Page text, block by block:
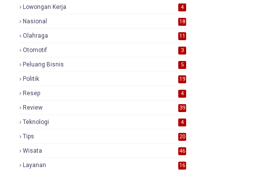
Lowongan Kerja 4
Nasional
18
Olahraga 11
Otomotif 3
Peluang Bisnis 5
Politik 19
Resep 4
Review
39
Teknologi 4
Tips 20
Wisata 46
Layanan 16